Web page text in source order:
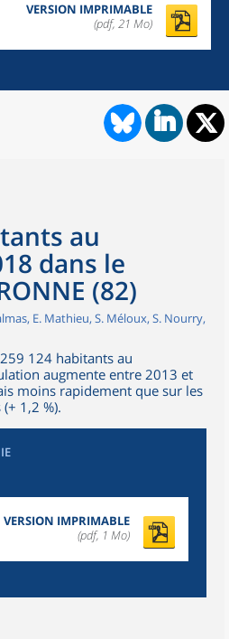
VERSION IMPRIMABLE
(pdf, 21 Mo)
au
dans le
(82)
E. Mathieu, S. Méloux, S. Nourry,
124 habitants au
augmente entre 2013 et
moins rapidement que sur les
1,2 %).
VERSION IMPRIMABLE
(pdf, 1 Mo)